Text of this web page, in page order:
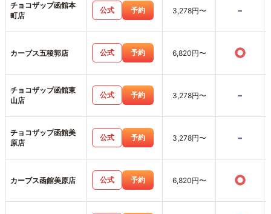
チョコザップ函館本
町店
公式 予約 3,278円〜 -
カーブス五稜郭店 公式 予約 6,820円〜 ○
チョコザップ函館東
山店
公式 予約 3,278円〜 -
チョコザップ函館美
原店
公式 予約 3,278円〜 -
カーブス函館美原店 公式 予約 6,820円〜 ○